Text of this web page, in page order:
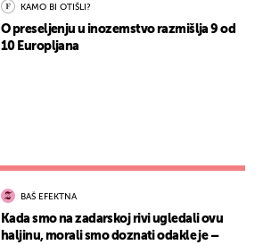
KAMO BI OTIŠLI?
O preseljenju u inozemstvo razmišlja 9 od
10 Europljana
BAŠ EFEKTNA
Kada smo na zadarskoj rivi ugledali ovu
haljinu, morali smo doznati odakle je –